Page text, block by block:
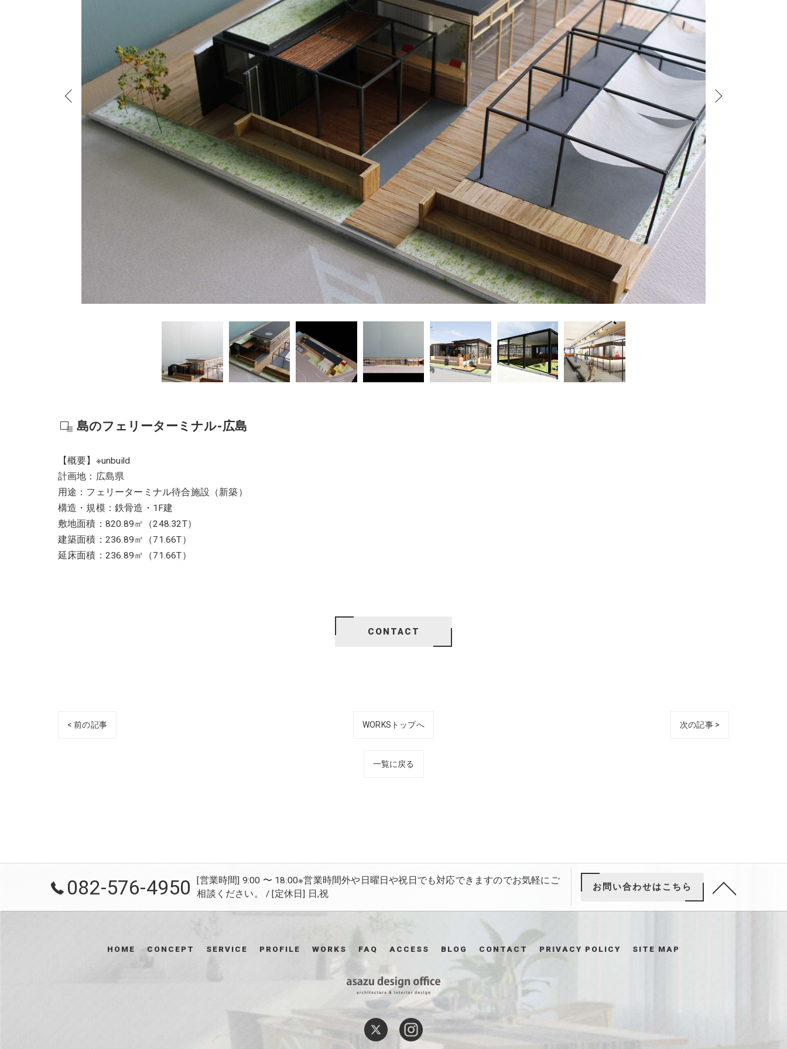
島のフェリーターミナル-広島
【概要】※unbuild
計画地：広島県
用途：フェリーターミナル待合施設（新築）
構造・規模：鉄骨造・1F建
敷地面積：820.89㎡（248.32T）
建築面積：236.89㎡（71.66T）
延床面積：236.89㎡（71.66T）
CONTACT
< 前の記事 WORKSトップへ 次の記事 >
一覧に戻る
082-576-4950
[営業時間] 9:00 〜 18:00※営業時間外や日曜日や祝日でも対応できますのでお気軽にご
相談ください。 / [定休日] 日,祝
お問い合わせはこちら
HOME CONCEPT SERVICE PROFILE WORKS FAQ ACCESS BLOG CONTACT PRIVACY POLICY SITE MAP